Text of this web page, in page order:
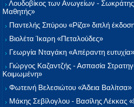
Λουδοβίκος των Ανωγείων -
Μαθητής»
Παντελής Σπύρου «Ρίζα» διπλή
Βιολέτα Ίκαρη «Πεταλούδες»
Γεωργία Νταγάκη «Aπέραντη ευτυχία»
Γιώργος Καζαντζής - Ασπασία
Κοιμωμένη»
Φωτεινή Βελεσιώτου «Άδεια Βαλίτσα»
Μάκης Σεβίλογλου - Βασίλης Λέκκας